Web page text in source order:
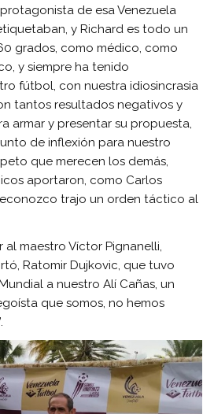
de esa Venezuela
y Richard es todo un
grados, como médico, como
y siempre ha tenido
fútbol, con nuestra idiosincrasia
tantos resultados negativos y
armar y presentar su propuesta,
de inflexión para nuestro
que merecen los demás,
aportaron, como Carlos
trajo un orden táctico al
al maestro Víctor Pignanelli,
Ratomir Dujkovic, que tuvo
a nuestro Alí Cañas, un
que somos, no hemos